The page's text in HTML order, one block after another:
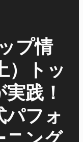
プ情
）トッ
践！
パフォ